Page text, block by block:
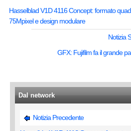
Hasselblad V1D 4116 Concept: formato
75Mpixel e design modulare
Notizia
GFX: Fujifilm fa il grande
Dal network
Notizia Precedente